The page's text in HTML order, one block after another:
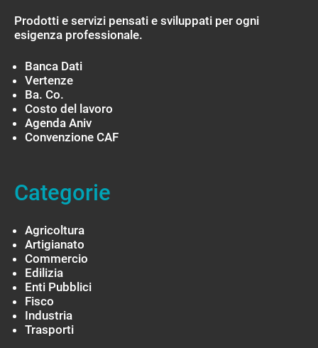
Prodotti e servizi pensati e sviluppati per ogni
esigenza professionale.
Banca Dati
Vertenze
Ba. Co.
Costo del lavoro
Agenda Aniv
Convenzione CAF
Categorie
Agricoltura
Artigianato
Commercio
Edilizia
Enti Pubblici
Fisco
Industria
Trasporti